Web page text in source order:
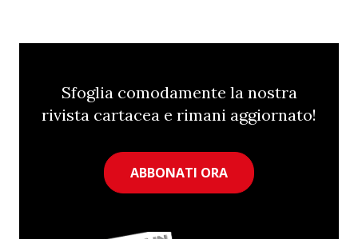
Sfoglia comodamente la nostra
rivista cartacea e rimani aggiornato!
ABBONATI ORA